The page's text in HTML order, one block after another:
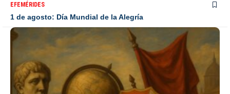
EFEMÉRIDES
1 de agosto: Día Mundial de la Alegría